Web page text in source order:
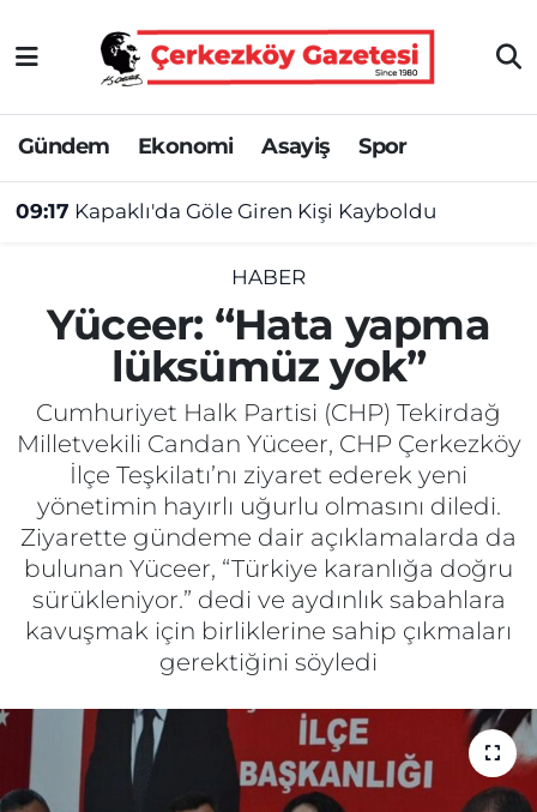
Gündem Ekonomi Asayiş Spor
09:17 Kapaklı'da Göle Giren Kişi Kayboldu
HABER
Yüceer: “Hata yapma
lüksümüz yok”
Cumhuriyet Halk Partisi (CHP) Tekirdağ
Milletvekili Candan Yüceer, CHP Çerkezköy
İlçe Teşkilatı’nı ziyaret ederek yeni
yönetimin hayırlı uğurlu olmasını diledi.
Ziyarette gündeme dair açıklamalarda da
bulunan Yüceer, “Türkiye karanlığa doğru
sürükleniyor.” dedi ve aydınlık sabahlara
kavuşmak için birliklerine sahip çıkmaları
gerektiğini söyledi
Asayiş
Ekonomi
Gündem
Kültür&Sanat
Manşet
SAĞLIK
Spor
Gizlilik Sözleşmesi
İletişim
Künye
Topluluk Kuralları
Tekirdağ Nöbetçi Eczaneler
Tekirdağ Hava Durumu
Tekirdağ Namaz Vakitleri
Tekirdağ Trafik Yoğunluk Haritası
Süper Lig Puan Durumu ve Fikstür
Tüm Manşetler
Son Dakika Haberleri
Haber Arşivi